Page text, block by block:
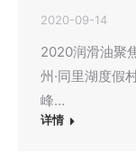
2020-09-14
2020润滑油聚
州·同里湖度假
峰…
详情